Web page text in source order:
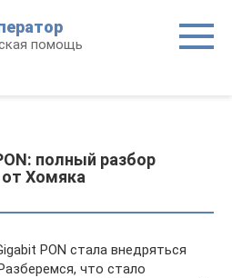
помощь
полный разбор
Хомяка
PON стала внедряться
что стало